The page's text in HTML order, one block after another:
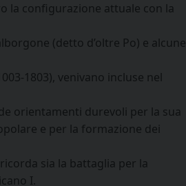
la configurazione attuale con la
(detto d’oltre Po) e alcune
1803), venivano incluse nel
orientamenti durevoli per la sua
e per la formazione dei
sia la battaglia per la
I.